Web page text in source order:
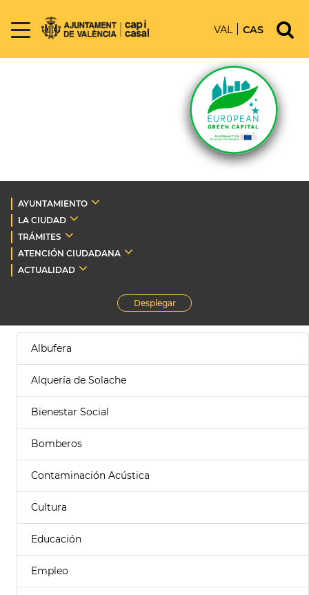
VAL CAS
AYUNTAMIENTO
LA CIUDAD
TRÁMITES
ATENCIÓN CIUDADANA
ACTUALIDAD
Desplegar
Albufera
Alquería de Solache
Bienestar Social
Bomberos
Contaminación Acústica
Cultura
Educación
Empleo